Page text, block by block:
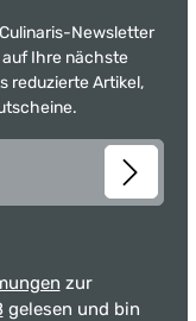
Newsletter
auf Ihre nächste
reduzierte Artikel,
zur
gelesen und bin